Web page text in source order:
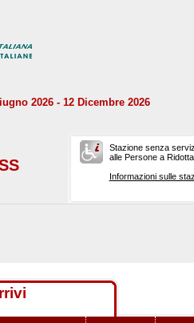
2026 - 12 Dicembre 2026
Stazione senza
alle Persone a
Informazioni sulle